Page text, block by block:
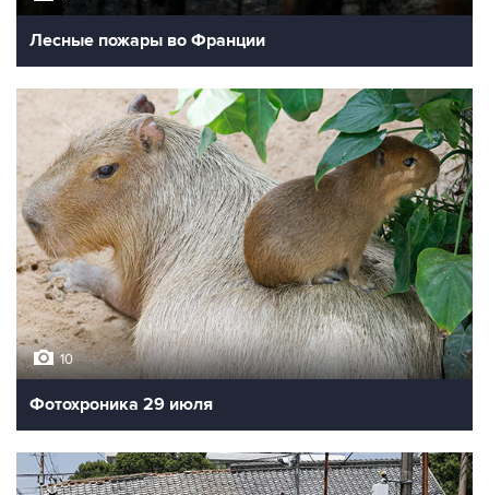
Лесные пожары во Франции
10
Фотохроника 29 июля